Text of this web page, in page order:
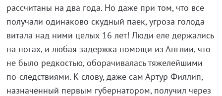
рассчитаны на два года. Но даже при том, что все
получали одинаково скудный паек, угроза голода
витала над ними целых 16 лет! Люди еле держались
на ногах, и любая задержка помощи из Англии, что
не было редкостью, оборачивалась тяжелейшими
по-следствиями. К слову, даже сам Артур Филлип,
назначенный первым губернатором, получил через